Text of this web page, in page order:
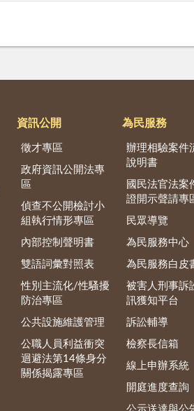
資訊公開
徵才專區
政府資訊公開法專
區
偵查不公開檢討小
組執行情形專區
內部控制聲明書
雙語詞彙對照表
性別主流化/性騷擾
防治專區
公共設施維護管理
公職人員利益衝突
迴避法第14條身分
關係揭露專區
為民服務
辦理相驗案件
說明書
國民法官法案
證開示聲請專
民眾導覽
為民服務中心
為民服務白皮
被害人刑事訴
訊獲知平台
訴訟輔導
檢察長信箱
線上申辦系統
開庭進度查詢